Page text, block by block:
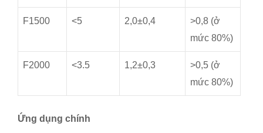
F1500 <5 2,0±0,4
>0,8 (ở
mức 80%)
F2000 <3.5 1,2±0,3
>0,5 (ở
mức 80%)
Ứng dụng chính